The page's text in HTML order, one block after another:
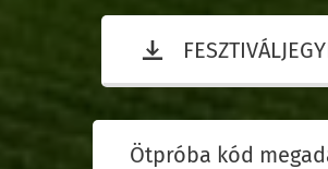
Ötpróba kód